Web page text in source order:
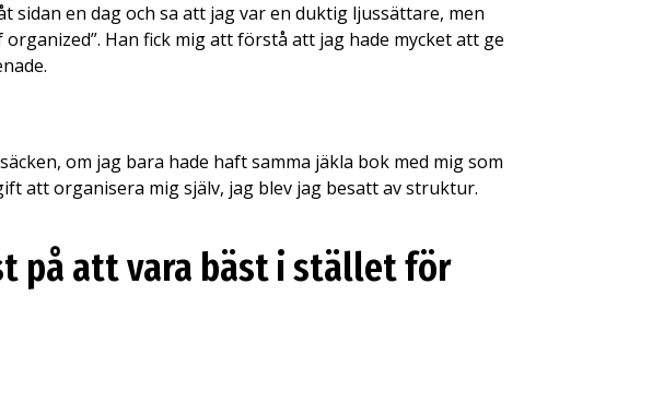
sidan en dag och sa att jag var en duktig ljussättare, men
Han fick mig att förstå att jag hade mycket att ge
om jag bara hade haft samma jäkla bok med mig som
att organisera mig själv, jag blev jag besatt av struktur.
på att vara bäst i stället för